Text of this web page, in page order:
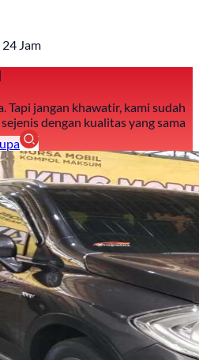
Jam
Tapi jangan khawatir, kami sudah
dengan kualitas yang sama